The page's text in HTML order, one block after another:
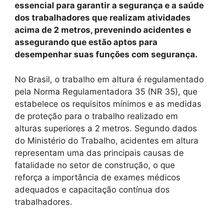
essencial para garantir a segurança e a saúde
dos trabalhadores que realizam atividades
acima de 2 metros, prevenindo acidentes e
assegurando que estão aptos para
desempenhar suas funções com segurança.
No Brasil, o trabalho em altura é regulamentado
pela Norma Regulamentadora 35 (NR 35), que
estabelece os requisitos mínimos e as medidas
de proteção para o trabalho realizado em
alturas superiores a 2 metros. Segundo dados
do Ministério do Trabalho, acidentes em altura
representam uma das principais causas de
fatalidade no setor de construção, o que
reforça a importância de exames médicos
adequados e capacitação contínua dos
trabalhadores.